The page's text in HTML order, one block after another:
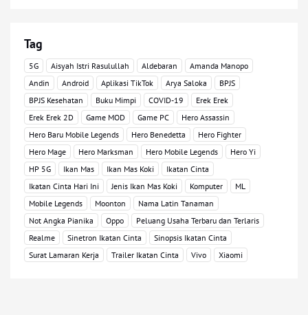
Tag
5G Aisyah Istri Rasulullah Aldebaran
Amanda Manopo
Andin
Android Aplikasi TikTok Arya Saloka
BPJS
BPJS Kesehatan
Buku Mimpi COVID-19
Erek Erek
Erek Erek 2D
Game MOD Game PC
Hero Assassin
Hero Baru Mobile Legends
Hero Benedetta
Hero Fighter
Hero Mage
Hero Marksman Hero Mobile Legends
Hero Yi
HP 5G
Ikan Mas Ikan Mas Koki
Ikatan Cinta
Ikatan Cinta Hari Ini
Jenis Ikan Mas Koki Komputer
ML
Mobile Legends
Moonton
Nama Latin Tanaman
Not Angka Pianika
Oppo
Peluang Usaha Terbaru dan Terlaris
Realme
Sinetron Ikatan Cinta
Sinopsis Ikatan Cinta
Surat Lamaran Kerja
Trailer Ikatan Cinta Vivo Xiaomi